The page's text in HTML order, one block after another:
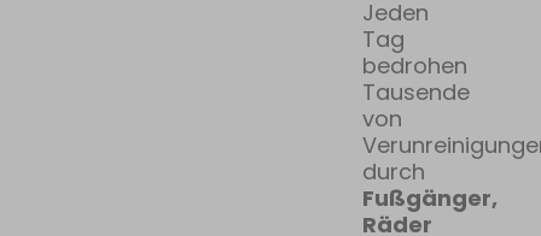
Jeden
Tag
bedrohen
Tausende
von
durch
Fußgänger,
Räder